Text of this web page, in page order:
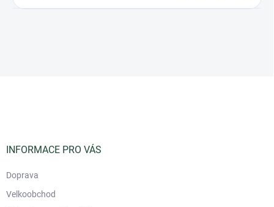
INFORMACE PRO VÁS
Doprava
Velkoobchod